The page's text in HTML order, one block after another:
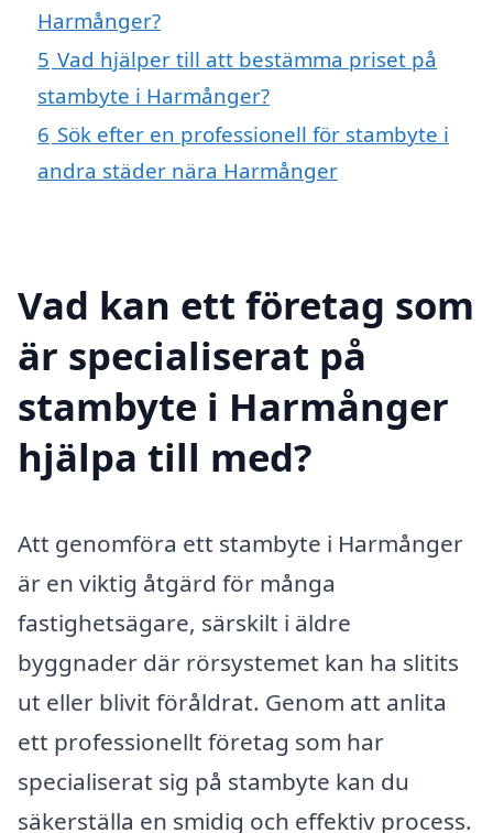
Harmånger?
5 Vad hjälper till att bestämma priset på
stambyte i Harmånger?
6 Sök efter en professionell för stambyte i
andra städer nära Harmånger
Vad kan ett företag som
är specialiserat på
stambyte i Harmånger
hjälpa till med?
Att genomföra ett stambyte i Harmånger
är en viktig åtgärd för många
fastighetsägare, särskilt i äldre
byggnader där rörsystemet kan ha slitits
ut eller blivit föråldrat. Genom att anlita
ett professionellt företag som har
specialiserat sig på stambyte kan du
säkerställa en smidig och effektiv process.